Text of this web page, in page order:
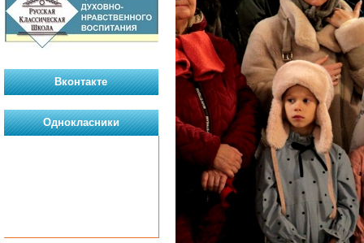
Вконтакте
Однокласники